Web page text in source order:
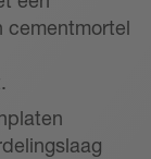
cementmortel